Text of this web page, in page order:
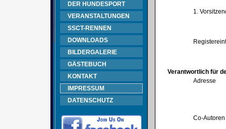
DER HUNDESPORT
VERANSTALTUNGEN
SSCT-RENNEN
DOWNLOADS
BILDERGALERIE
GÄSTEBUCH
KONTAKT
IMPRESSUM
DATENSCHUTZ
1.
Verantwortlich für
Adresse
Co-Autoren